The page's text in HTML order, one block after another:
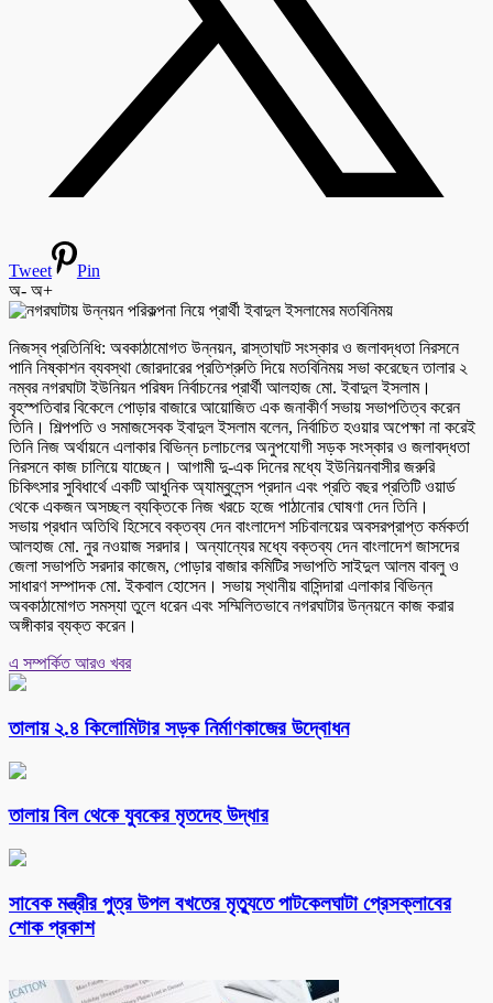
Tweet
Pin
অ- অ+
নিজস্ব প্রতিনিধি: অবকাঠামোগত উন্নয়ন, রাস্তাঘাট সংস্কার ও জলাবদ্ধতা নিরসনে
পানি নিষ্কাশন ব্যবস্থা জোরদারের প্রতিশ্রুতি দিয়ে মতবিনিময় সভা করেছেন তালার ২
নম্বর নগরঘাটা ইউনিয়ন পরিষদ নির্বাচনের প্রার্থী আলহাজ মো. ইবাদুল ইসলাম।
বৃহস্পতিবার বিকেলে পোড়ার বাজারে আয়োজিত এক জনাকীর্ণ সভায় সভাপতিত্ব করেন
তিনি। শিল্পপতি ও সমাজসেবক ইবাদুল ইসলাম বলেন, নির্বাচিত হওয়ার অপেক্ষা না করেই
তিনি নিজ অর্থায়নে এলাকার বিভিন্ন চলাচলের অনুপযোগী সড়ক সংস্কার ও জলাবদ্ধতা
নিরসনে কাজ চালিয়ে যাচ্ছেন। আগামী দু-এক দিনের মধ্যে ইউনিয়নবাসীর জরুরি
চিকিৎসার সুবিধার্থে একটি আধুনিক অ্যাম্বুলেন্স প্রদান এবং প্রতি বছর প্রতিটি ওয়ার্ড
থেকে একজন অসচ্ছল ব্যক্তিকে নিজ খরচে হজে পাঠানোর ঘোষণা দেন তিনি।
সভায় প্রধান অতিথি হিসেবে বক্তব্য দেন বাংলাদেশ সচিবালয়ের অবসরপ্রাপ্ত কর্মকর্তা
আলহাজ মো. নুর নওয়াজ সরদার। অন্যান্যের মধ্যে বক্তব্য দেন বাংলাদেশ জাসদের
জেলা সভাপতি সরদার কাজেম, পোড়ার বাজার কমিটির সভাপতি সাইদুল আলম বাবলু ও
সাধারণ সম্পাদক মো. ইকবাল হোসেন। সভায় স্থানীয় বাসিন্দারা এলাকার বিভিন্ন
অবকাঠামোগত সমস্যা তুলে ধরেন এবং সম্মিলিতভাবে নগরঘাটার উন্নয়নে কাজ করার
অঙ্গীকার ব্যক্ত করেন।
এ সম্পর্কিত আরও খবর
তালায় ২.৪ কিলোমিটার সড়ক নির্মাণকাজের উদ্বোধন
তালায় বিল থেকে যুবকের মৃতদেহ উদ্ধার
সাবেক মন্ত্রীর পুত্র উপল বখতের মৃত্যুতে পাটকেলঘাটা প্রেসক্লাবের
শোক প্রকাশ